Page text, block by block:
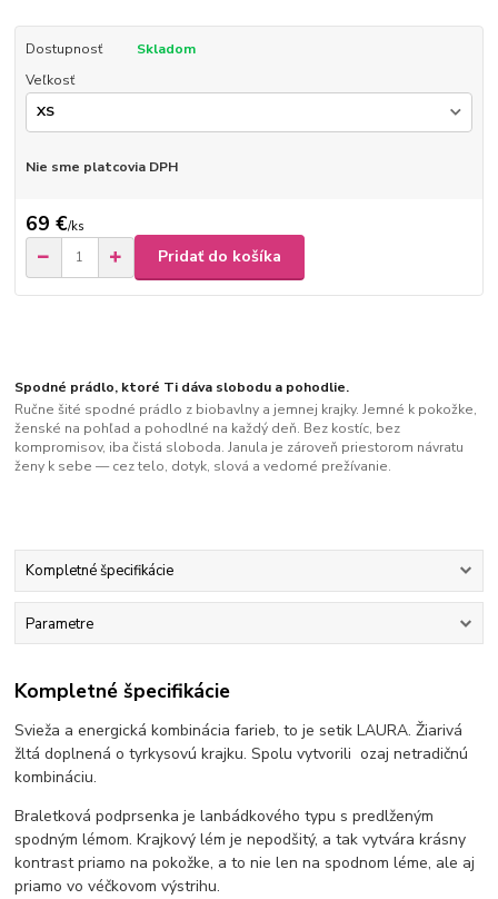
Dostupnosť
Skladom
Veľkosť
Nie sme platcovia DPH
69 €/ks
Pridať do košíka
Spodné prádlo, ktoré Ti dáva slobodu a pohodlie.
Ručne šité spodné prádlo z biobavlny a jemnej krajky. Jemné k pokožke,
ženské na pohľad a pohodlné na každý deň. Bez kostíc, bez
kompromisov, iba čistá sloboda. Janula je zároveň priestorom návratu
ženy k sebe — cez telo, dotyk, slová a vedomé prežívanie.
Kompletné špecifikácie
Parametre
Kompletné špecifikácie
Svieža a energická kombinácia farieb, to je setik LAURA. Žiarivá
žltá doplnená o tyrkysovú krajku. Spolu vytvorili ozaj netradičnú
kombináciu.
Braletková podprsenka je lanbádkového typu s predlženým
spodným lémom. Krajkový lém je nepodšitý, a tak vytvára krásny
kontrast priamo na pokožke, a to nie len na spodnom léme, ale aj
priamo vo véčkovom výstrihu.